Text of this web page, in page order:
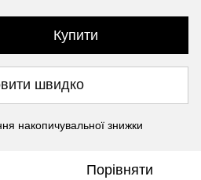
Купити
швидко
накопичувальної знижки
Порівняти